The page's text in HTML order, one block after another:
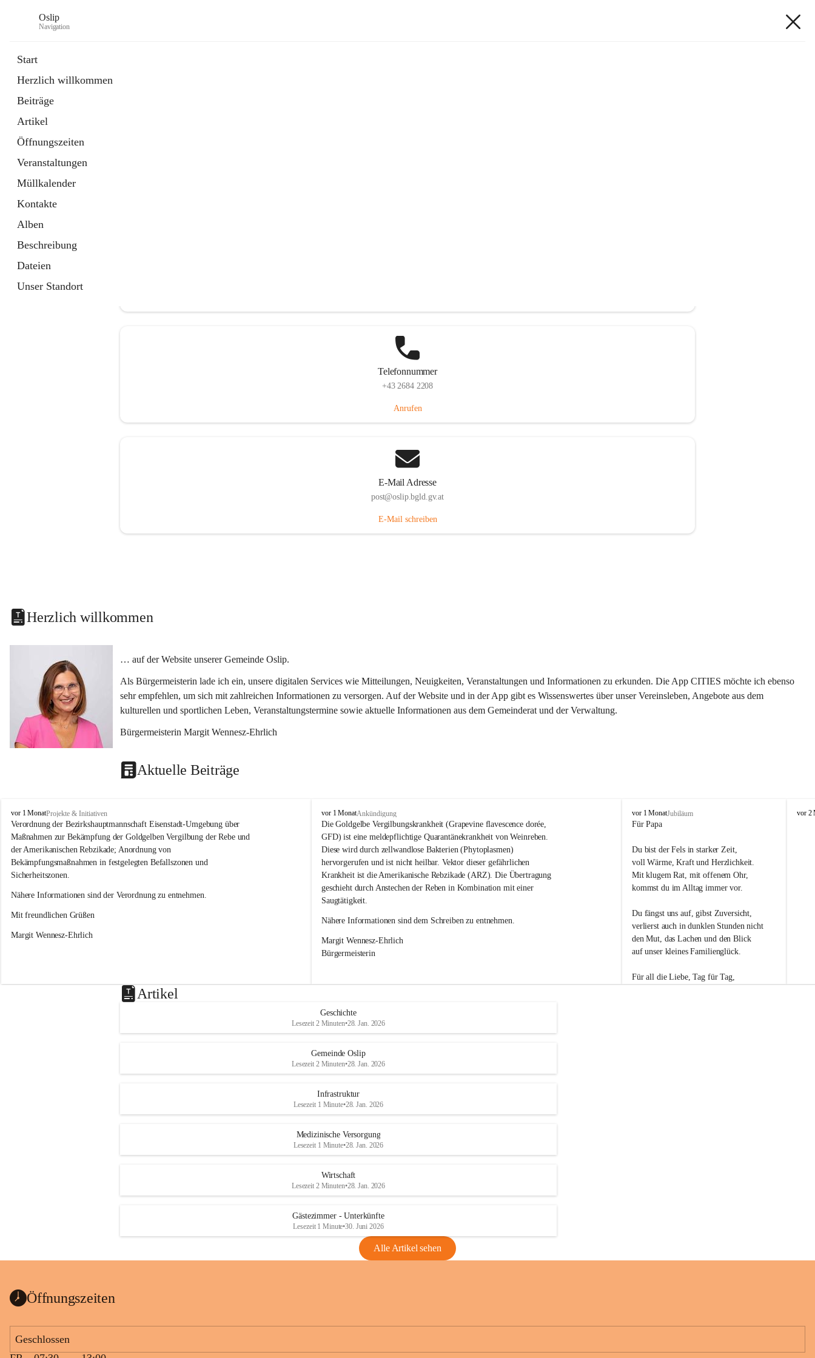
Oslip
Navigation
Start
Herzlich willkommen
Beiträge
Artikel
Öffnungszeiten
Veranstaltungen
Müllkalender
Kontakte
Alben
Beschreibung
Dateien
Unser Standort
Telefonnummer
+43 2684 2208
Anrufen
E-Mail Adresse
post@oslip.bgld.gv.at
E-Mail schreiben
Herzlich willkommen
… auf der Website unserer Gemeinde Oslip.
Als Bürgermeisterin lade ich ein, unsere digitalen Services wie Mitteilungen, Neuigkeiten, Veranstaltungen und Informationen zu erkunden. Die App CITIES möchte ich ebenso
sehr empfehlen, um sich mit zahlreichen Informationen zu versorgen. Auf der Website und in der App gibt es Wissenswertes über unser Vereinsleben, Angebote aus dem
kulturellen und sportlichen Leben, Veranstaltungstermine sowie aktuelle Informationen aus dem Gemeinderat und der Verwaltung.
Bürgermeisterin Margit Wennesz-Ehrlich
Aktuelle Beiträge
O
s
l
i
p
vor 1 MonatProjekte & Initiativen
Verordnung der Bezirkshauptmannschaft Eisenstadt-Umgebung über
Maßnahmen zur Bekämpfung der Goldgelben Vergilbung der Rebe und
der Amerikanischen Rebzikade; Anordnung von
Bekämpfungsmaßnahmen in festgelegten Befallszonen und
Sicherheitszonen.
Nähere Informationen sind der Verordnung zu entnehmen.
Mit freundlichen Grüßen
Margit Wennesz-Ehrlich
O
s
l
i
p
vor 1 MonatAnkündigung
Die Goldgelbe Vergilbungskrankheit (Grapevine flavescence dorée,
GFD) ist eine meldepflichtige Quarantänekrankheit von Weinreben.
Diese wird durch zellwandlose Bakterien (Phytoplasmen)
hervorgerufen und ist nicht heilbar. Vektor dieser gefährlichen
Krankheit ist die Amerikanische Rebzikade (ARZ). Die Übertragung
geschieht durch Anstechen der Reben in Kombination mit einer
Saugtätigkeit.
Nähere Informationen sind dem Schreiben zu entnehmen.
Margit Wennesz-Ehrlich
Bürgermeisterin
O
s
i
vor 1 MonatJubiläum
Für Papa
Du bist der Fels in starker Zeit,
voll Wärme, Kraft und Herzlichkeit.
Mit klugem Rat, mit offenem Ohr,
kommst du im Alltag immer vor.
Du fängst uns auf, gibst Zuversicht,
verlierst auch in dunklen Stunden nicht
den Mut, das Lachen und den Blick
auf unser kleines Familienglück.
Für all die Liebe, Tag für Tag,
O
vor 2
Artikel
Geschichte
Lesezeit 2 Minuten•28. Jan. 2026
Gemeinde Oslip
Lesezeit 2 Minuten•28. Jan. 2026
Infrastruktur
Lesezeit 1 Minute•28. Jan. 2026
Medizinische Versorgung
Lesezeit 1 Minute•28. Jan. 2026
Wirtschaft
Lesezeit 2 Minuten•28. Jan. 2026
Gästezimmer - Unterkünfte
Lesezeit 1 Minute•30. Juni 2026
Alle Artikel sehen
Öffnungszeiten
Geschlossen